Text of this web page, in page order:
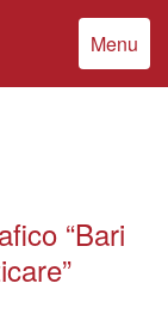
Menu
“Bari